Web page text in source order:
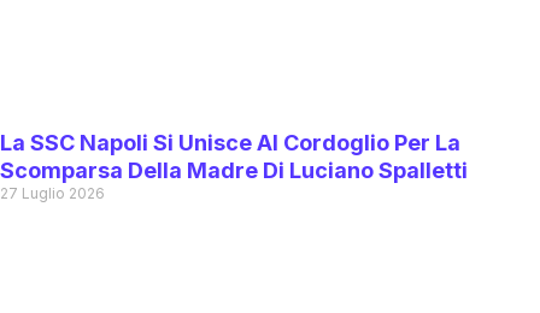
La SSC Napoli Si Unisce Al Cordoglio Per La
Scomparsa Della Madre Di Luciano Spalletti
27 Luglio 2026